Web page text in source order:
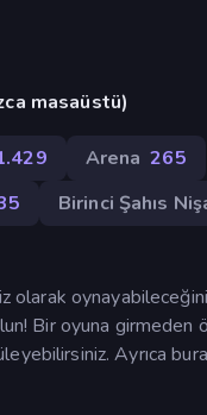
masaüstü)
Arena 265
Birinci Şahıs
olarak
Bir oyuna girmeden
Ayrıca